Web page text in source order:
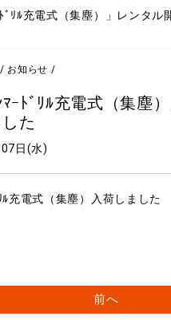
/ お知らせ /
ﾏｰﾄﾞﾘﾙ充電式（集塵
た
日(水)
ﾙ充電式（集塵）入荷しました
前へ